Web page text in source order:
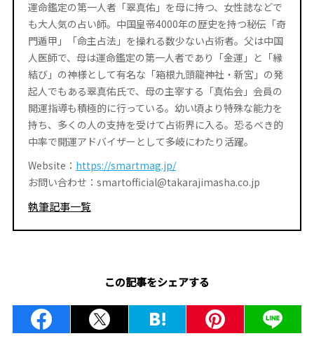
運命鑑定の第一人者「翠真佑」を母に持つ、女性誌などで
も大人気の占い師。中国皇帝4000年の歴史を持つ秘伝「奇
門遁甲」「命主占法」を操れる数少ない占術者。父は中国
人医師で、母は運命鑑定の第一人者であり「金運」と「縁
結び」の神様として有名な「箱根九頭龍神社・新宮」の発
起人でもある翠真佑氏で、母の主宰する「真佑会」会員の
開運指導も積極的に行っている。幼い頃より特殊な能力を
持ち、多くの人の支持を受けて占術界に入る。恐るべき的
中率で開運アドバイザーとして多岐にわたり活躍。
Website： https://smartmag.jp/
お問い合わせ：smartofficial@takarajimasha.co.jp
執筆記事一覧
この記事をシェアする